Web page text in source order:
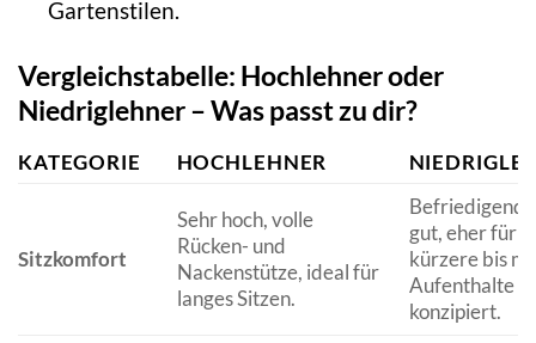
Gartenstilen.
Vergleichstabelle: Hochlehner oder
Niedriglehner – Was passt zu dir?
KATEGORIE HOCHLEHNER
Sitzkomfort
Sehr hoch, volle
Rücken- und
Nackenstütze, ideal für
langes Sitzen.
Befriedigend
gut, eher für
kürzere bis
Aufenthalte
konzipiert.